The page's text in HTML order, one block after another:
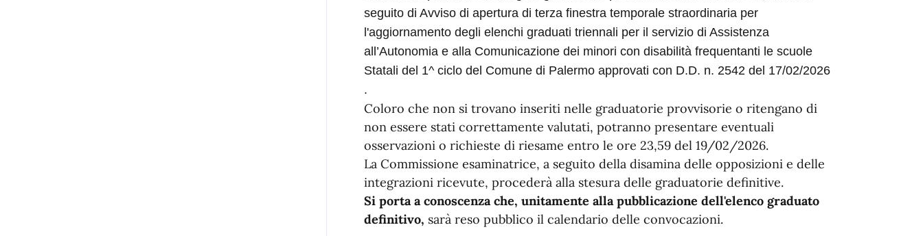
seguito di Avviso di apertura di terza finestra temporale straordinaria per
l'aggiornamento degli elenchi graduati triennali per il servizio di Assistenza
all’Autonomia e alla Comunicazione dei minori con disabilità frequentanti le scuole
Statali del 1^ ciclo del Comune di Palermo approvati con D.D. n. 2542 del 17/02/2026
.
Coloro che non si trovano inseriti nelle graduatorie provvisorie o ritengano di
non essere stati correttamente valutati, potranno presentare eventuali
osservazioni o richieste di riesame entro le ore 23,59 del 19/02/2026.
La Commissione esaminatrice, a seguito della disamina delle opposizioni e delle
integrazioni ricevute, procederà alla stesura delle graduatorie definitive.
Si porta a conoscenza che, unitamente alla pubblicazione dell'elenco graduato
definitivo, sarà reso pubblico il calendario delle convocazioni.